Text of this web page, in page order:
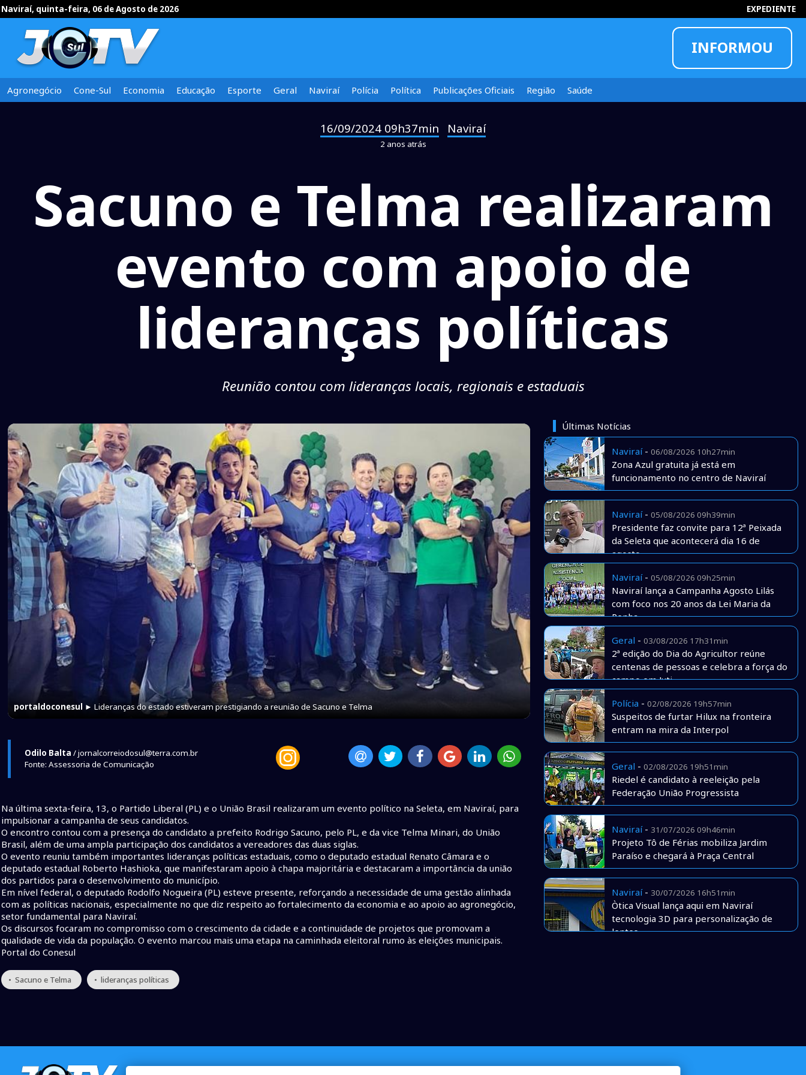
Naviraí, quinta-feira, 06 de Agosto de 2026 EXPEDIENTE
INFORMOU
Agronegócio Cone-Sul Economia Educação Esporte Geral Naviraí Polícia Política Publicações Oficiais Região Saúde
16/09/2024 09h37min Naviraí
2 anos atrás
Sacuno e Telma realizaram
evento com apoio de
lideranças políticas
Reunião contou com lideranças locais, regionais e estaduais
portaldoconesul ► Lideranças do estado estiveram prestigiando a reunião de Sacuno e Telma
Odilo Balta / jornalcorreiodosul@terra.com.br
Fonte: Assessoria de Comunicação
Na última sexta-feira, 13, o Partido Liberal (PL) e o União Brasil realizaram um evento político na Seleta, em Naviraí, para
impulsionar a campanha de seus candidatos.
O encontro contou com a presença do candidato a prefeito Rodrigo Sacuno, pelo PL, e da vice Telma Minari, do União
Brasil, além de uma ampla participação dos candidatos a vereadores das duas siglas.
O evento reuniu também importantes lideranças políticas estaduais, como o deputado estadual Renato Câmara e o
deputado estadual Roberto Hashioka, que manifestaram apoio à chapa majoritária e destacaram a importância da união
dos partidos para o desenvolvimento do município.
Em nível federal, o deputado Rodolfo Nogueira (PL) esteve presente, reforçando a necessidade de uma gestão alinhada
com as políticas nacionais, especialmente no que diz respeito ao fortalecimento da economia e ao apoio ao agronegócio,
setor fundamental para Naviraí.
Os discursos focaram no compromisso com o crescimento da cidade e a continuidade de projetos que promovam a
qualidade de vida da população. O evento marcou mais uma etapa na caminhada eleitoral rumo às eleições municipais.
Portal do Conesul
• Sacuno e Telma • lideranças políticas
Últimas Notícias
Naviraí- 06/08/2026 10h27min
Zona Azul gratuita já está em
funcionamento no centro de Naviraí
Naviraí- 05/08/2026 09h39min
Presidente faz convite para 12ª Peixada
da Seleta que acontecerá dia 16 de
agosto
Naviraí- 05/08/2026 09h25min
Naviraí lança a Campanha Agosto Lilás
com foco nos 20 anos da Lei Maria da
Penha
Geral - 03/08/2026 17h31min
2ª edição do Dia do Agricultor reúne
centenas de pessoas e celebra a força do
campo em Juti
Polícia - 02/08/2026 19h57min
Suspeitos de furtar Hilux na fronteira
entram na mira da Interpol
Geral - 02/08/2026 19h51min
Riedel é candidato à reeleição pela
Federação União Progressista
Naviraí- 31/07/2026 09h46min
Projeto Tô de Férias mobiliza Jardim
Paraíso e chegará à Praça Central
Naviraí- 30/07/2026 16h51min
Òtica Visual lança aqui em Naviraí
tecnologia 3D para personalização de
lentes